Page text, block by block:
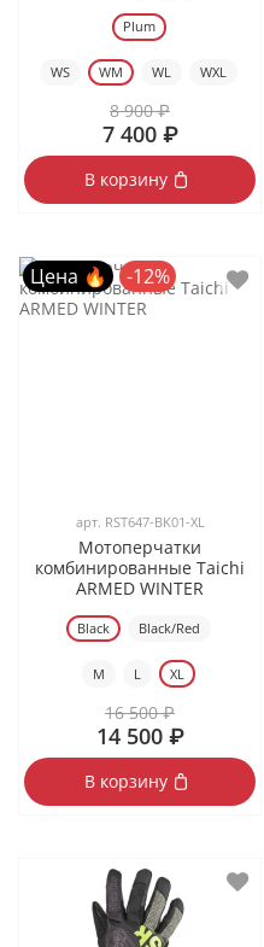
Plum
WS WM WL WXL
8 900 ₽
7 400 ₽
В корзину
Цена 🔥 -12%
арт. RST647-BK01-XL
Мотоперчатки
комбинированные Taichi
ARMED WINTER
Black Black/Red
M L XL
16 500 ₽
14 500 ₽
В корзину